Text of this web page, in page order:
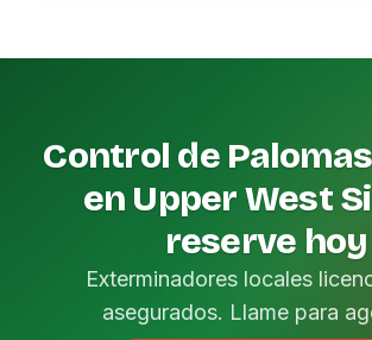
Control de
en Upper West
reserve hoy
Exterminadores locales
asegurados. Llame para